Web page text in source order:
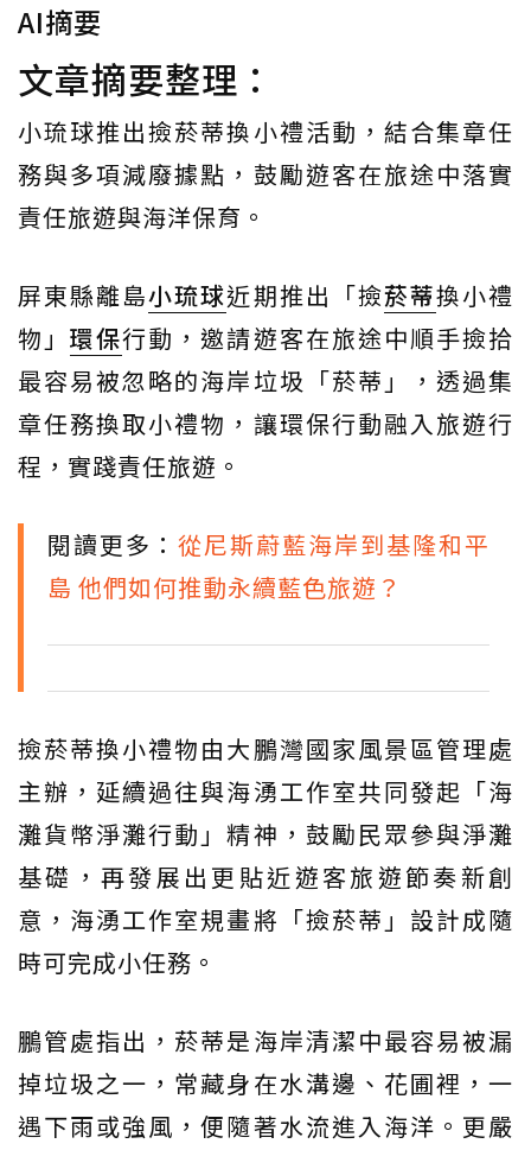
AI摘要
文章摘要整理：
小琉球推出撿菸蒂換小禮活動，結合集章任
務與多項減廢據點，鼓勵遊客在旅途中落實
責任旅遊與海洋保育。
屏東縣離島小琉球近期推出「撿菸蒂換小禮
物」環保行動，邀請遊客在旅途中順手撿拾
最容易被忽略的海岸垃圾「菸蒂」，透過集
章任務換取小禮物，讓環保行動融入旅遊行
程，實踐責任旅遊。
閱讀更多： 從尼斯蔚藍海岸到基隆和平
島 他們如何推動永續藍色旅遊？
撿菸蒂換小禮物由大鵬灣國家風景區管理處
主辦，延續過往與海湧工作室共同發起「海
灘貨幣淨灘行動」精神，鼓勵民眾參與淨灘
基礎，再發展出更貼近遊客旅遊節奏新創
意，海湧工作室規畫將「撿菸蒂」設計成隨
時可完成小任務。
鵬管處指出，菸蒂是海岸清潔中最容易被漏
掉垃圾之一，常藏身在水溝邊、花圃裡，一
遇下雨或強風，便隨著水流進入海洋。更嚴